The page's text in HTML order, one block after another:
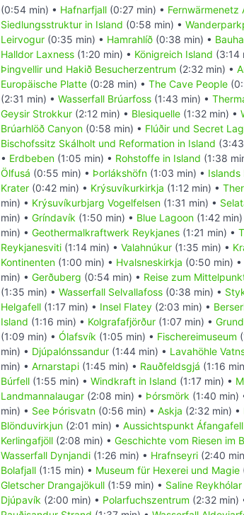
(0:54 min) • Hafnarfjall (0:27 min) • Fernwärmenetz
Siedlungsstruktur in Island (0:58 min) •
Leirvogur (0:35 min) • Hamrahlíð (0:38 min) •
Halldor Laxness (1:20 min) • Königreich Island (3:14
Þingvellir und Hakið Besucherzentrum (2:32 min) •
Europäische Platte (0:28 min) • The Cave People
(2:31 min) • Wasserfall Brúarfoss (1:43 min) •
Geysir Strokkur (2:12 min) • Blesiquelle (1:32 min) •
Brúarhlöð Canyon (0:58 min) • Flúðir und Secret
Bischofssitz Skálholt und Reformation in Island
• Erdbeben (1:05 min) • Rohstoffe in Island (1:38
Ölfusá (0:55 min) • Þorlákshöfn (1:03 min) • Islands
Krater (0:42 min) • Krýsuvíkurkirkja (1:12 min) •
min) • Krýsuvíkurbjarg Vogelfelsen (1:31 min) •
min) • Gríndavík (1:50 min) • Blue Lagoon (1:42 min)
min) • Geothermalkraftwerk Reykjanes (1:21 min) •
Reykjanesviti (1:14 min) • Valahnúkur (1:35 min) •
Kontinenten (1:00 min) • Hvalsneskirkja (0:50 min) •
min) • Gerðuberg (0:54 min) • Reise zum
(1:35 min) • Wasserfall Selvallafoss (0:38 min) •
Helgafell (1:17 min) • Insel Flatey (2:03 min) •
Island (1:16 min) • Kolgrafafjörður (1:07 min) •
(1:09 min) • Ólafsvík (1:05 min) • Fischereimuseum
min) • Djúpalónssandur (1:44 min) • Lavahöhle
min) • Arnarstapi (1:45 min) • Rauðfeldsgjá (1:16
Búrfell (1:55 min) • Windkraft in Island (1:17 min) •
Landmannalaugar (2:08 min) • Þórsmörk (1:40 min)
min) • See Þórisvatn (0:56 min) • Askja (2:32 min) •
Blönduvirkjun (2:01 min) • Aussichtspunkt Áfangafell
Kerlingafjöll (2:08 min) • Geschichte vom Riesen im
Wasserfall Dynjandi (1:26 min) • Hrafnseyri (2:40
Bolafjall (1:15 min) • Museum für Hexerei und Magie
Gletscher Drangajökull (1:59 min) • Saline Reykhólar
Djúpavík (2:00 min) • Polarfuchszentrum (2:32 min)